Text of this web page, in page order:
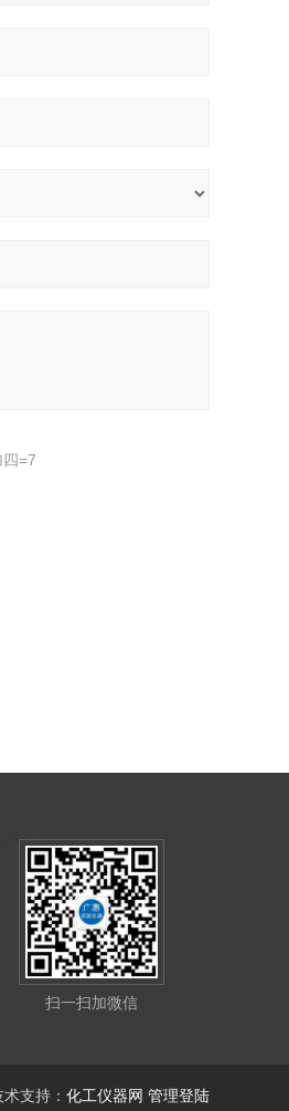
=7
扫一扫加微信
支持： 化工仪器网 管理登陆